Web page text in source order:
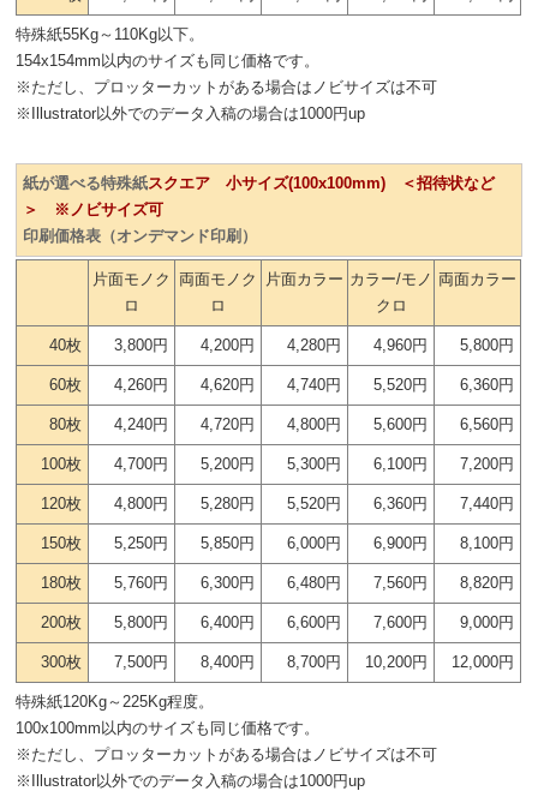
特殊紙55Kg～110Kg以下。
154x154mm以内のサイズも同じ価格です。
※ただし、プロッターカットがある場合はノビサイズは不可
※Illustrator以外でのデータ入稿の場合は1000円up
紙が選べる特殊紙スクエア 小サイズ(100x100mm) ＜招待状など
＞ ※ノビサイズ可
印刷価格表（オンデマンド印刷）
片面モノク
ロ
両面モノク
ロ
片面カラー カラー/モノ
クロ
両面カラー
40枚 3,800円 4,200円 4,280円 4,960円 5,800円
60枚 4,260円 4,620円 4,740円 5,520円 6,360円
80枚 4,240円 4,720円 4,800円 5,600円 6,560円
100枚 4,700円 5,200円 5,300円 6,100円 7,200円
120枚 4,800円 5,280円 5,520円 6,360円 7,440円
150枚 5,250円 5,850円 6,000円 6,900円 8,100円
180枚 5,760円 6,300円 6,480円 7,560円 8,820円
200枚 5,800円 6,400円 6,600円 7,600円 9,000円
300枚 7,500円 8,400円 8,700円 10,200円 12,000円
特殊紙120Kg～225Kg程度。
100x100mm以内のサイズも同じ価格です。
※ただし、プロッターカットがある場合はノビサイズは不可
※Illustrator以外でのデータ入稿の場合は1000円up